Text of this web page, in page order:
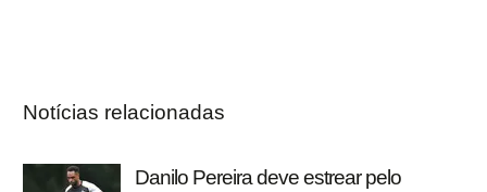
Notícias relacionadas
Danilo Pereira deve estrear pelo